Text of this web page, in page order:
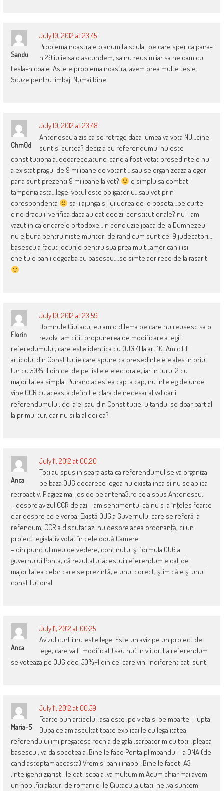
Sandu
July 10, 2012 at 23:45
Problema noastra e o anumita scula…pe care sper ca pana-
n 29 iulie sa o ascundem, sa nu reusim iar sa ne dam cu
tesla-n coaie. Aste e problema noastra, avem prea multe tesle.
Scuze pentru limbaj. Numai bine
Chm0d
July 10, 2012 at 23:48
Antonescu a zis ca se retrage daca lumea va vota NU…cine
sunt si curtea? decizia cu referendumul nu este
constitutionala..deoarece,atunci cand a fost votat presedintele nu
a existat pragul de 9 milioane de votanti…sau se organizeaza alegeri
pana sunt prezenti 9 milioane la vot?
e simplu sa combati
tampenia asta…lege: votul este obligatoriu…sau vot prin
corespondenta
sa-i ajunga si lui udrea de-o poseta…pe curte
cine dracu ii verifica daca au dat decizii constitutionale? nu i-am
vazut in calendarele ortodoxe…in concluzie joaca de-a Dumnezeu
nu e buna pentru niste muritori de rand cum sunt cei 9 judecatori…
basescu a facut jocurile pentru sua prea mult…americanii isi
cheltuie banii degeaba cu basescu….se simte aer rece de la rasarit
Florin
July 10, 2012 at 23:59
Domnule Ciutacu, eu am o dilema pe care nu reusesc sa o
rezolv…am citit propunerea de modificare a legii
referedumului, care este identica cu OUG 41 la art.10. Am citit
articolul din Constitutie care spune ca presedintele e ales in priul
tur cu 50%+1 din cei de pe listele electorale, iar in turul 2 cu
majoritatea simpla. Punand acestea cap la cap, nu inteleg de unde
vine CCR cu aceasta definitie clara de necesar al validarii
referendumului, de la ei sau din Constitutie, uitandu-se doar partial
la primul tur, dar nu si la al doilea?
Anca
July 11, 2012 at 00:20
Toti au spus in seara asta ca referendumul se va organiza
pe baza OUG deoarece legea nu exista inca si nu se aplica
retroactiv. Plagiez mai jos de pe antena3.ro ce a spus Antonescu:
– despre avizul CCR de azi – am sentimentul că nu s-a înţeles foarte
clar despre ce e vorba. Există OUG a Guvernului care se referă la
refendum, CCR a discutat azi nu despre acea ordonanţă, ci un
proiect legislativ votat în cele două Camere
– din punctul meu de vedere, conţinutul şi formula OUG a
guvernului Ponta, că rezultatul acestui referendum e dat de
majoritatea celor care se prezintă, e unul corect, ştim că e şi unul
constituţional
Anca
July 11, 2012 at 00:25
Avizul curtii nu este lege. Este un aviz pe un proiect de
lege, care va fi modificat (sau nu) in viitor. La referendum
se voteaza pe OUG deci 50%+1 din cei care vin, indiferent cati sunt.
Maria-S
July 11, 2012 at 00:59
Foarte bun articolul ,asa este ,pe viata si pe moarte-i lupta
Dupa ce am ascultat toate explicaiile cu legalitatea
referendului imi pregatesc rochia de gala ,sarbatorim cu totii ,pleaca
basescu , va da socoteala .Bine le face Ponta plimbandu-i la DNA (de
cand asteptam aceasta) Vrem si banii inapoi .Bine le faceti A3
,inteligenti ziaristi ,le dati scoala ,va multumim.Acum chiar mai avem
un hop ,fiti alaturi de romani d-le Ciutacu ,ajutati-ne ,va suntem